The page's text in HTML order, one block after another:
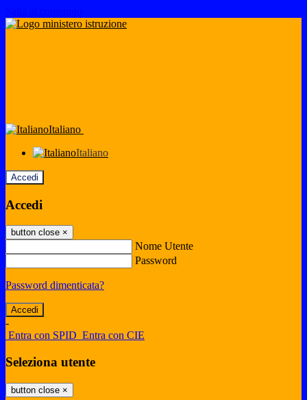
Italiano
Italiano
Accedi
Accedi
button close ×
Nome Utente
Password
Password dimenticata?
-
Entra con SPID Entra con CIE
Seleziona utente
button close ×